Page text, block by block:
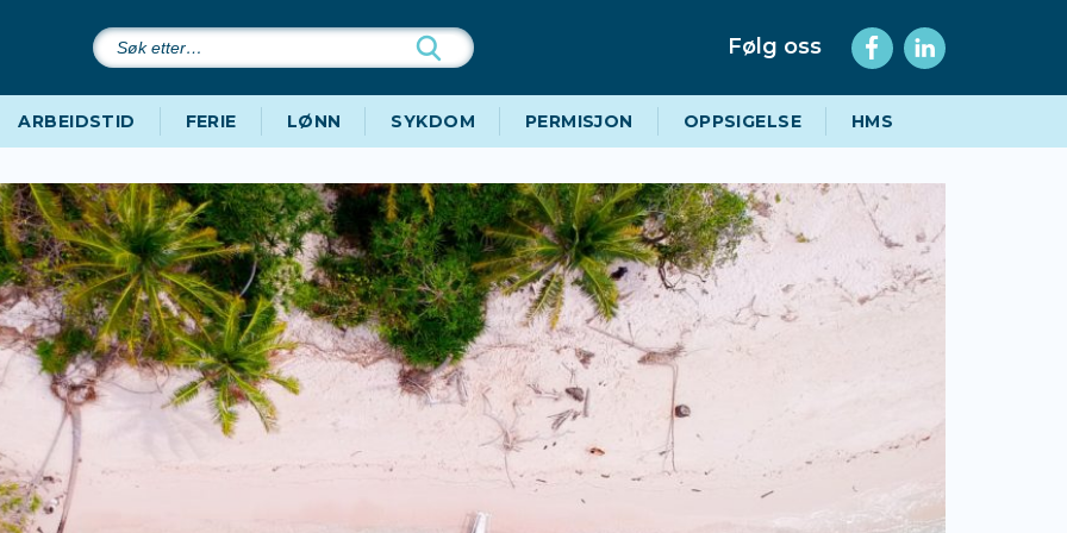
Søk
etter…
Følg oss
ARBEIDSTID FERIE LØNN SYKDOM PERMISJON OPPSIGELSE HMS